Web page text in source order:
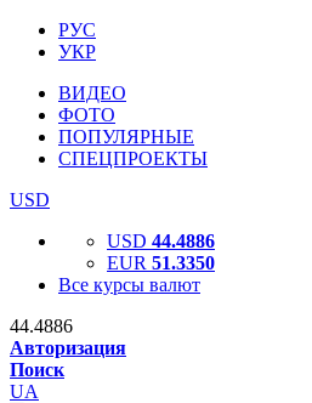
РУС
УКР
ВИДЕО
ФОТО
ПОПУЛЯРНЫЕ
СПЕЦПРОЕКТЫ
USD
USD 44.4886
EUR 51.3350
Все курсы валют
44.4886
Авторизация
Поиск
UA